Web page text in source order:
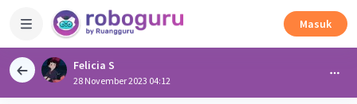
Masuk
Felicia S
28 November 2023 04:12